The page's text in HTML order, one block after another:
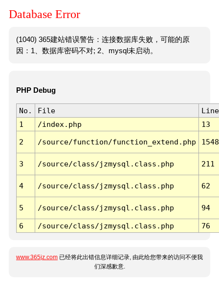
Database Error
(1040) 365建站错误警告：连接数据库失败，可能的原
因：1、数据库密码不对; 2、mysql未启动。
PHP Debug
No. File
Line
1
/index.php 13
2 /source/function/function_extend.php 1548
3 /source/class/jzmysql.class.php 211
4 /source/class/jzmysql.class.php 62
5 /source/class/jzmysql.class.php 94
6 /source/class/jzmysql.class.php 76
www.365jz.com 已经将此出错信息详细记录, 由此给您带来的访问不便我
们深感歉意.